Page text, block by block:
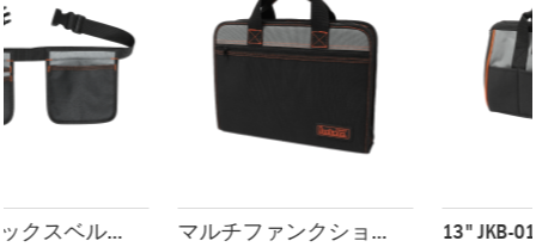
マルチファンクションツールフォルダーパッケージ(200シリーズ) JKB-81719 13" JKB-010 ツールバッグ JKB-01019-13